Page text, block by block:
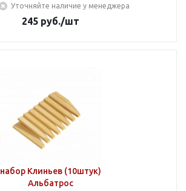
Уточняйте наличие у менеджера
245 руб./шт
набор Клиньев (10штук)
Альбатрос